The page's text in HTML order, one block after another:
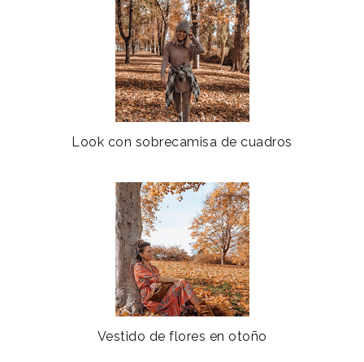
Look con sobrecamisa de cuadros
Vestido de flores en otoño